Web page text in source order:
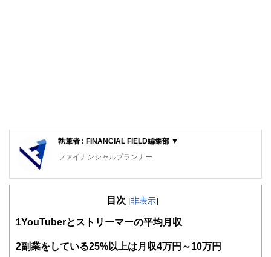
執筆者 : FINANCIAL FIELD編集部 ▼
ファイナンシャルプランナー
FinancialField編集部は、金融、経済に関する記事を、日々
知識がない方でも理解できるようわかりやすく発信していま
得者を中心に「お金や暮らし」に関する書籍・雑誌の編集経
験者で構成され、企画立案から記事掲載まですべての工程に
目次 [非表示]
1 YouTuberとストリーマーの平均月収
2副業をしている25%以上は月収4万円～10万円